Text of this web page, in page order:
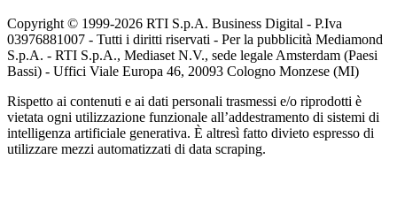
Copyright © 1999-2026 RTI S.p.A. Business Digital - P.Iva
03976881007 - Tutti i diritti riservati - Per la pubblicità Mediamond
S.p.A. - RTI S.p.A., Mediaset N.V., sede legale Amsterdam (Paesi
Bassi) - Uffici Viale Europa 46, 20093 Cologno Monzese (MI)
Rispetto ai contenuti e ai dati personali trasmessi e/o riprodotti è
vietata ogni utilizzazione funzionale all’addestramento di sistemi di
intelligenza artificiale generativa. È altresì fatto divieto espresso di
utilizzare mezzi automatizzati di data scraping.